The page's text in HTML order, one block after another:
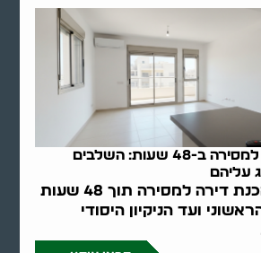
הכינו דירה מוכנה למסירה ב-48 שעות: השלבים
עליהם
מדריך מקיף להכנת דירה למסירה תוך 48 שעות
ועד הניקיון היסודי